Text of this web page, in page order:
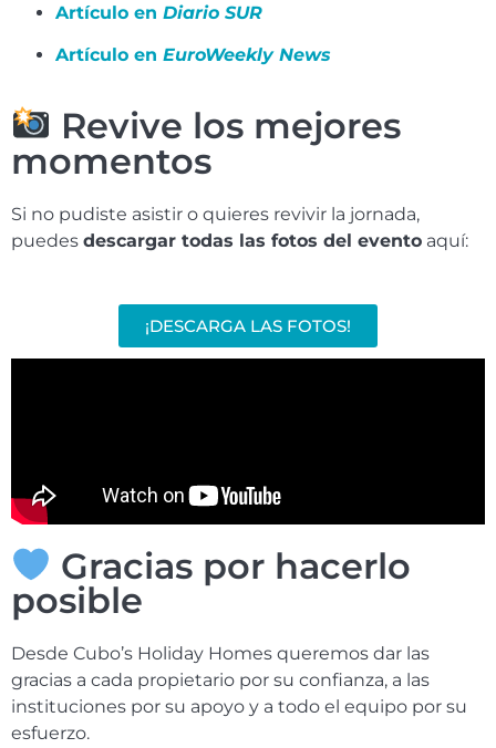
Artículo en Diario SUR
Artículo en EuroWeekly News
Revive los mejores
momentos
Si no pudiste asistir o quieres revivir la jornada,
puedes descargar todas las fotos del evento aquí:
¡DESCARGA LAS FOTOS!
Gracias por hacerlo
posible
Desde Cubo’s Holiday Homes queremos dar las
gracias a cada propietario por su confianza, a las
instituciones por su apoyo y a todo el equipo por su
esfuerzo.